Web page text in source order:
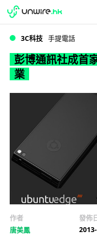
彭博通訊社
WWDC 2026
3C科技 手提電話
彭博通訊社成首
業
作者
唐美鳳
發佈